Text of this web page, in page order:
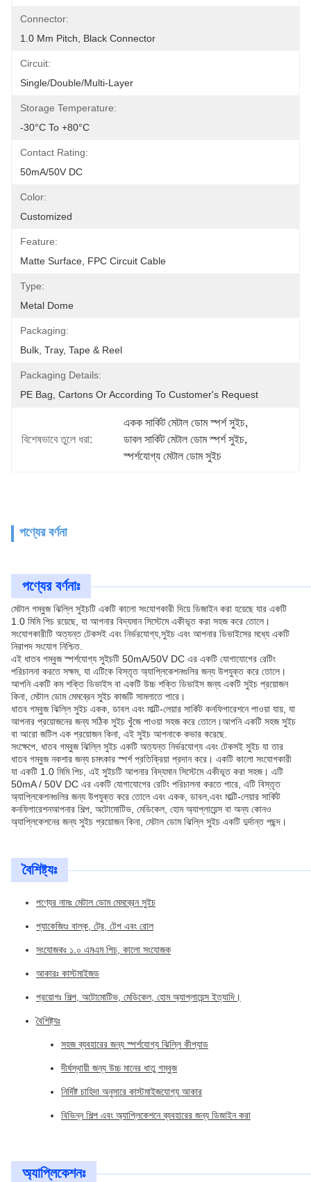
Connector:
1.0 Mm Pitch, Black Connector
Circuit:
Single/Double/Multi-Layer
Storage Temperature:
-30°C To +80°C
Contact Rating:
50mA/50V DC
Color:
Customized
Feature:
Matte Surface, FPC Circuit Cable
Type:
Metal Dome
Packaging:
Bulk, Tray, Tape & Reel
Packaging Details:
PE Bag, Cartons Or According To Customer's Request
বিশেষভাবে তুলে ধরা:
একক সার্কিট মেটাল ডোম স্পর্শ সুইচ,
ডাবল সার্কিট মেটাল ডোম স্পর্শ সুইচ,
স্পর্শযোগ্য মেটাল ডোম সুইচ
পণ্যের বর্ণনা
পণ্যের বর্ণনাঃ
মেটাল গম্বুজ ঝিল্লি সুইচটি একটি কালো সংযোগকারী দিয়ে ডিজাইন করা হয়েছে যার একটি
1.0 মিমি পিচ রয়েছে, যা আপনার বিদ্যমান সিস্টেমে একীভূত করা সহজ করে তোলে।
সংযোগকারীটি অত্যন্ত টেকসই এবং নির্ভরযোগ্য,সুইচ এবং আপনার ডিভাইসের মধ্যে একটি
নিরাপদ সংযোগ নিশ্চিত.
এই ধাতব গম্বুজ স্পর্শযোগ্য সুইচটি 50mA/50V DC এর একটি যোগাযোগের রেটিং
পরিচালনা করতে সক্ষম, যা এটিকে বিস্তৃত অ্যাপ্লিকেশনগুলির জন্য উপযুক্ত করে তোলে।
আপনি একটি কম শক্তি ডিভাইস বা একটি উচ্চ শক্তি ডিভাইস জন্য একটি সুইচ প্রয়োজন
কিনা, মেটাল ডোম মেমব্রেন সুইচ কাজটি সামলাতে পারে।
ধাতব গম্বুজ ঝিল্লি সুইচ একক, ডাবল এবং মাল্টি-লেয়ার সার্কিট কনফিগারেশনে পাওয়া যায়, যা
আপনার প্রয়োজনের জন্য সঠিক সুইচ খুঁজে পাওয়া সহজ করে তোলে।আপনি একটি সহজ সুইচ
বা আরো জটিল এক প্রয়োজন কিনা, এই সুইচ আপনাকে কভার করেছে.
সংক্ষেপে, ধাতব গম্বুজ ঝিল্লি সুইচ একটি অত্যন্ত নির্ভরযোগ্য এবং টেকসই সুইচ যা তার
ধাতব গম্বুজ নকশার জন্য চমৎকার স্পর্শ প্রতিক্রিয়া প্রদান করে। একটি কালো সংযোগকারী
যা একটি 1.0 মিমি পিচ, এই সুইচটি আপনার বিদ্যমান সিস্টেমে একীভূত করা সহজ। এটি
50mA / 50V DC এর একটি যোগাযোগের রেটিং পরিচালনা করতে পারে, এটি বিস্তৃত
অ্যাপ্লিকেশনগুলির জন্য উপযুক্ত করে তোলে এবং একক, ডাবল,এবং মাল্টি-লেয়ার সার্কিট
কনফিগারেশনআপনার শিল্প, অটোমোটিভ, মেডিকেল, হোম অ্যাপ্লায়েন্স বা অন্য কোনও
অ্যাপ্লিকেশনের জন্য সুইচ প্রয়োজন কিনা, মেটাল ডোম ঝিল্লি সুইচ একটি দুর্দান্ত পছন্দ।
বৈশিষ্ট্যঃ
পণ্যের নামঃ মেটাল ডোম মেমব্রেন সুইচ
প্যাকেজিংঃ বাল্ক, ট্রে, টেপ এবং রোল
সংযোজকঃ ১.০ এমএম পিচ, কালো সংযোজক
আকারঃ কাস্টমাইজড
প্রয়োগঃ শিল্প, অটোমোটিভ, মেডিকেল, হোম অ্যাপ্লায়েন্স ইত্যাদি।
বৈশিষ্ট্যঃ
সহজ ব্যবহারের জন্য স্পর্শযোগ্য ঝিল্লি কীপ্যাড
দীর্ঘস্থায়ী জন্য উচ্চ মানের ধাতু গম্বুজ
নির্দিষ্ট চাহিদা অনুসারে কাস্টমাইজযোগ্য আকার
বিভিন্ন শিল্প এবং অ্যাপ্লিকেশনে ব্যবহারের জন্য ডিজাইন করা
অ্যাপ্লিকেশনঃ